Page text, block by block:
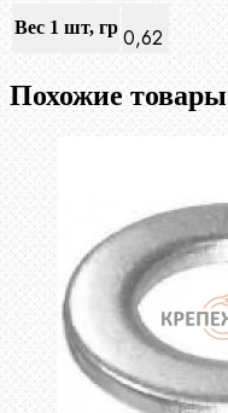
Вес 1 шт, гр 0,62
Похожие товары